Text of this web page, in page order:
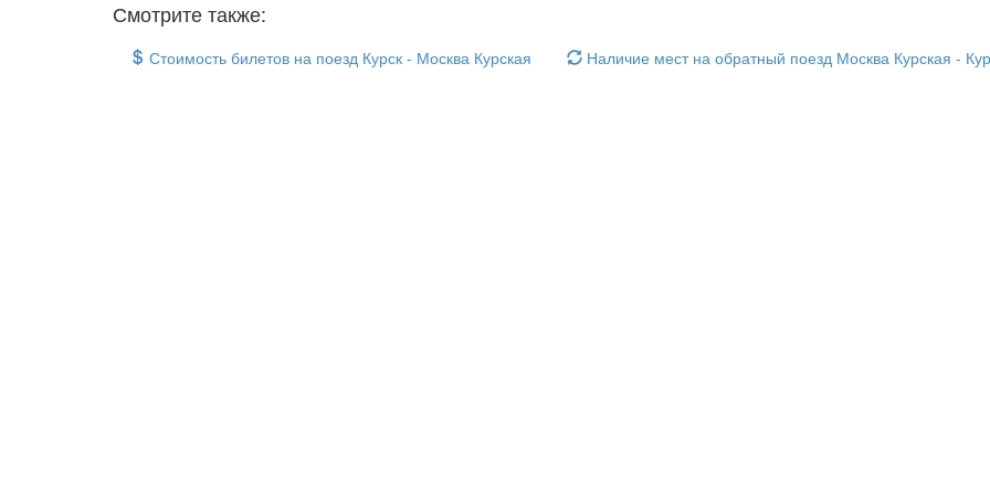
Смотрите также:
Стоимость билетов на поезд Курск - Москва Курская Наличие мест на обратный поезд Москва Курская -